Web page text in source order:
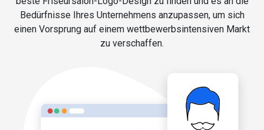
Bedürfnisse Ihres Unternehmens anzupassen, um sich
einen Vorsprung auf einem wettbewerbsintensiven Markt
zu verschaffen.